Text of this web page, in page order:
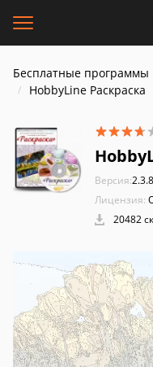
Бесплатные программы
HobbyLine Раскраска
Версия:
Лицензия:
20482